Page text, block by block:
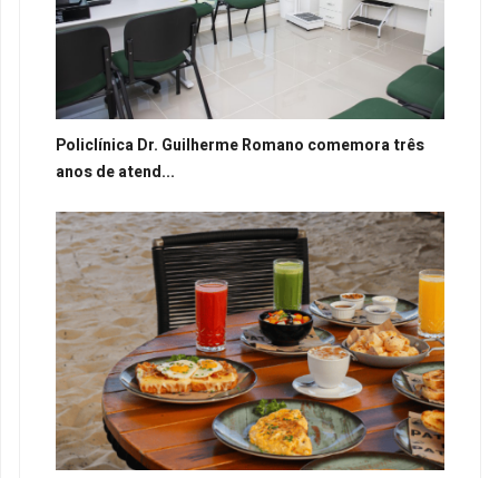
Policlínica Dr. Guilherme Romano comemora três
anos de atend...